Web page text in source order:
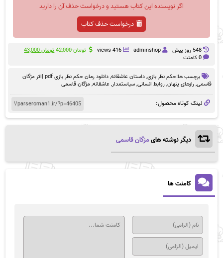
اگر نویسنده این کتاب هستید و درخواست حذف آن را دارید
درخواست حذف کتاب
548 روز پيش adminshop
416 views تومان42,000
قیمت
بود.
تومان43,000
قیمت
0 کامنت
برچسب ها:حکم نظر بازی,داستان عاشقانه,
دانلود رمان حکم نظر بازی pdf |اثر مژگان
قاسمی,رازهای پنهان,روابط انسانی,سیاستمدار, عاشقانه, مژگان قاسمی
لینک کوتاه محصول:
دیگر نوشته هایمژگان قاسمی
کامنت ها